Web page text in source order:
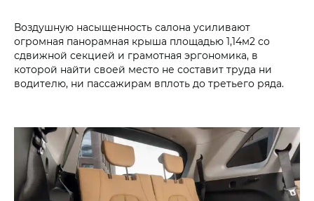
Воздушную насыщенность салона усиливают
огромная панорамная крыша площадью 1,14м2 со
сдвижной секцией и грамотная эргономика, в
которой найти своей место не составит труда ни
водителю, ни пассажирам вплоть до третьего ряда.